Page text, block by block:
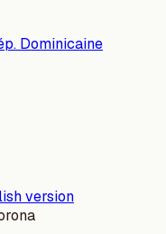
Dominicaine
version